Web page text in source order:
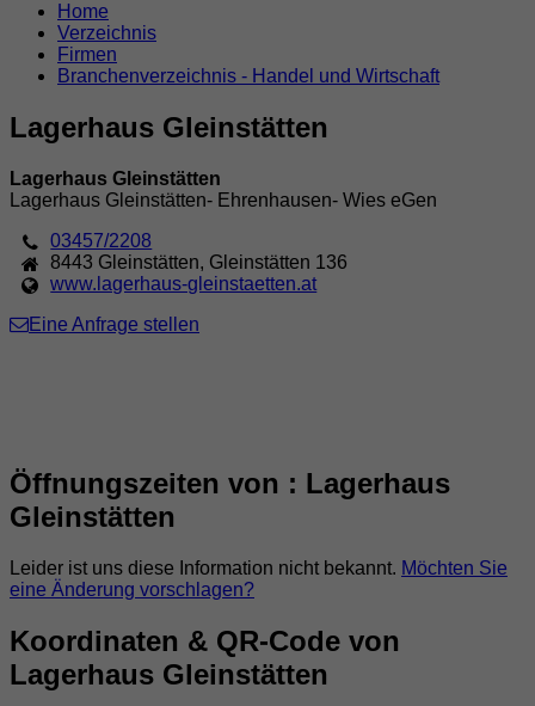
Home
Verzeichnis
Firmen
Branchenverzeichnis - Handel und Wirtschaft
Lagerhaus Gleinstätten
Lagerhaus Gleinstätten
Lagerhaus Gleinstätten- Ehrenhausen- Wies eGen
03457/2208
8443 Gleinstätten, Gleinstätten 136
www.lagerhaus-gleinstaetten.at
Eine Anfrage stellen
Öffnungszeiten von : Lagerhaus
Gleinstätten
Leider ist uns diese Information nicht bekannt. Möchten Sie
eine Änderung vorschlagen?
Koordinaten & QR-Code von
Lagerhaus Gleinstätten